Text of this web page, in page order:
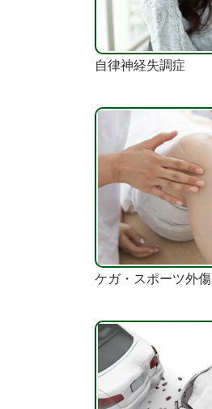
自律神経失調症
ケガ・スポーツ外傷